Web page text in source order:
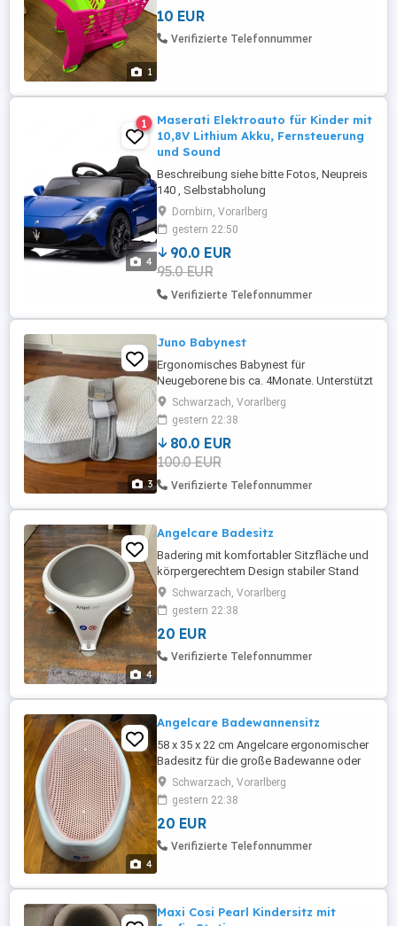
1
10 EUR
Verifizierte Telefonnummer
4
1
Maserati Elektroauto für Kinder mit
10,8V Lithium Akku, Fernsteuerung
und Sound
Beschreibung siehe bitte Fotos, Neupreis
140 , Selbstabholung
Dornbirn, Vorarlberg
gestern 22:50
90.0 EUR
95.0 EUR
Verifizierte Telefonnummer
3
Juno Babynest
Ergonomisches Babynest für
Neugeborene bis ca. 4Monate. Unterstützt
gesunde Schlafposition Lindert
Refluxprobleme Integriertes Bauchband
für sicheren Halt Erhöhte Kopflage zum
Schutz der Kopfform Maße: 40 x 67 cm
Farbe: Grau Neupreis 150
Schwarzach, Vorarlberg
gestern 22:38
80.0 EUR
100.0 EUR
Verifizierte Telefonnummer
4
Angelcare Badesitz
Badering mit komfortabler Sitzfläche und
körpergerechtem Design stabiler Stand
durch 4 starke Saugfüße 39(L) x 38(B) x
23(H) cm ab 6 Monate bis 10 Monate
geeignet aus schnell trocknendem und
schimmelresistentem Kunststoff
Schwarzach, Vorarlberg
gestern 22:38
20 EUR
Verifizierte Telefonnummer
4
Angelcare Badewannensitz
58 x 35 x 22 cm Angelcare ergonomischer
Badesitz für die große Badewanne oder
Dusche, Light Pink, angenehm weiche
Liegefläche Details: Weiches,
anschmiegsames Material für maximalen
Komfort Langlebiger, leichter Kunstsoff
Sicherer Halt in halbliegender Position
Schwarzach, Vorarlberg
gestern 22:38
20 EUR
Verifizierte Telefonnummer
Maxi Cosi Pearl Kindersitz mit